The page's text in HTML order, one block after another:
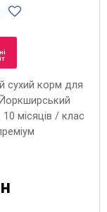
сухий корм для
10 місяців / клас